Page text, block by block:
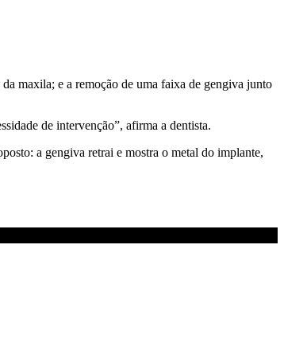
maxila; e a remoção de uma faixa de gengiva junto
de intervenção”, afirma a dentista.
a gengiva retrai e mostra o metal do implante,